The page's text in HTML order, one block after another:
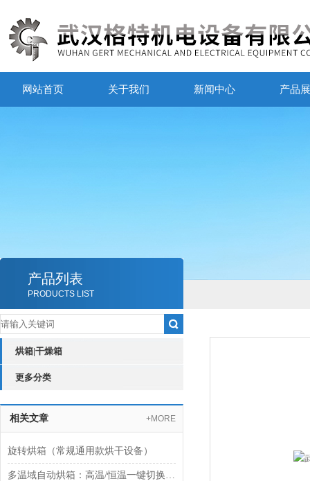
网站首页 关于我们 新闻中心 产品
产品列表
PRODUCTS LIST
烘箱|干燥箱
更多分类
相关文章 +MORE
旋转烘箱（常规通用款烘干设备）
多温域自动烘箱：高温/恒温一键切换 适配多元场景 守护多种物料